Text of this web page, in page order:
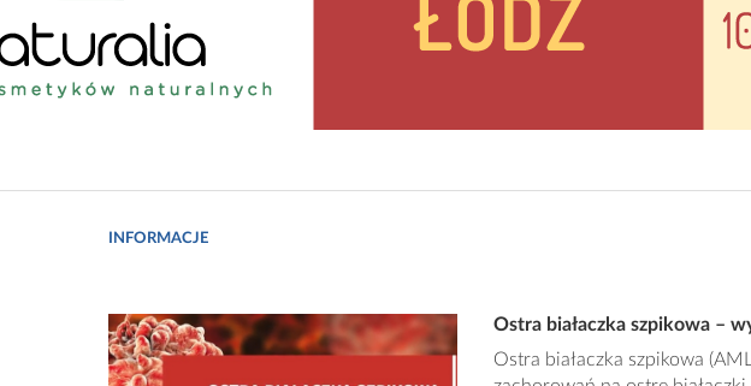
INFORMACJE
Ostra białaczka szpikowa –
Ostra białaczka szpikowa